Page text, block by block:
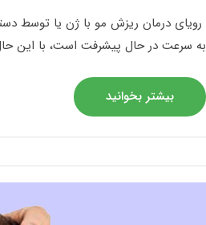
رویای درمان ریزش مو با ژن یا توسط
به سرعت در حال پیشرفت است، با این
بیشتر بخوانید